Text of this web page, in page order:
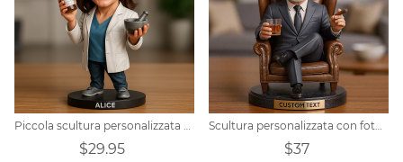
Piccola scultura personalizzata di una farmacista
$29.95
Scultura personalizzata con foto di un uomo d'affari, un sigaro, un whisky, un cartone animato
$37